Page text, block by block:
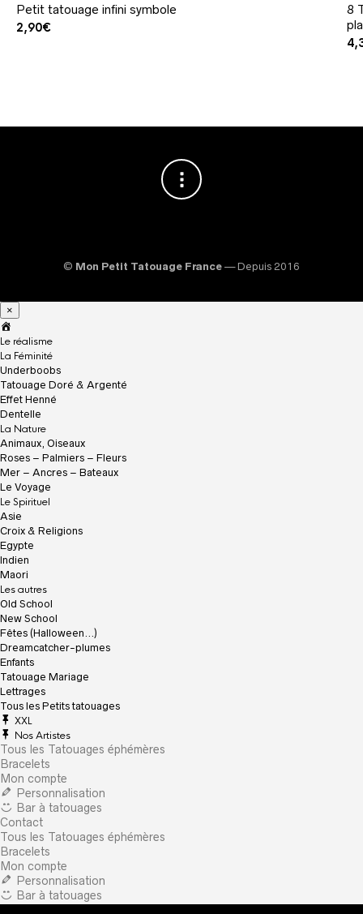
Petit tatouage infini symbole
2,90€
8
© Mon Petit Tatouage France — Depuis 2016
×
c
c
u
e
i
l
Le réalisme
La Féminité
Underboobs
Tatouage Doré & Argenté
Effet Henné
Dentelle
La Nature
Animaux, Oiseaux
Roses – Palmiers – Fleurs
Mer – Ancres – Bateaux
Le Voyage
Le Spirituel
Asie
Croix & Religions
Egypte
Indien
Maori
Les autres
Old School
New School
Fêtes (Halloween…)
Dreamcatcher-plumes
Enfants
Tatouage Mariage
Lettrages
Tous les Petits tatouages
XXL
Nos Artistes
Tous les Tatouages éphémères
Bracelets
Mon compte
Personnalisation
Bar à tatouages
Contact
Tous les Tatouages éphémères
Bracelets
Mon compte
Personnalisation
Bar à tatouages